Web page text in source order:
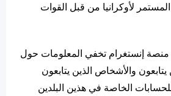
لأوكرانيا من قبل القوات
إنستغرام تخفي المعلومات حول
والأشخاص الذين يتابعون
الخاصة في هذين البلدين